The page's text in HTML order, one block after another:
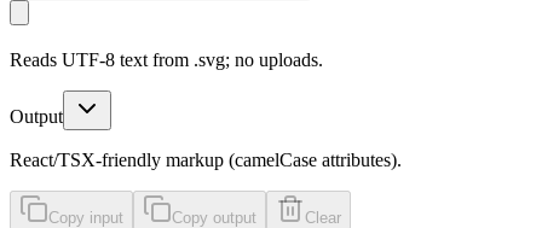
Reads UTF-8 text from .svg; no uploads.
Output
React/TSX-friendly markup (camelCase attributes).
Copy input Copy output Clear